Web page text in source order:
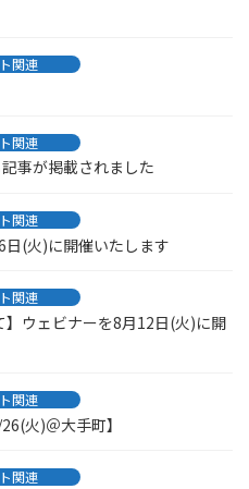
関連
関連
事が掲載されました
関連
(火)に開催いたします
関連
】ウェビナーを8月12日(火)に開
関連
火)＠大手町】
関連